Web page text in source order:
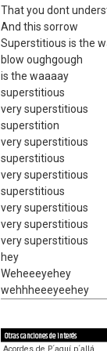
That you dont
And this sorrow
Superstitious is the
blow oughgough
is the waaaay
superstitious
very superstitious
superstition
very superstitious
superstitious
very superstitious
superstitious
very superstitious
very superstitious
very superstitious
hey
Weheeeyehey
wehhheeeyeehey
Otras canciones de interés